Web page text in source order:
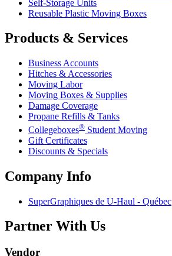
Self-Storage Units
Reusable Plastic Moving Boxes
Products & Services
Business Accounts
Hitches & Accessories
Moving Labor
Moving Boxes & Supplies
Damage Coverage
Propane Refills & Tanks
Collegeboxes® Student Moving
Gift Certificates
Discounts & Specials
Company Info
SuperGraphiques de U-Haul - Québec
Partner With Us
Vendor